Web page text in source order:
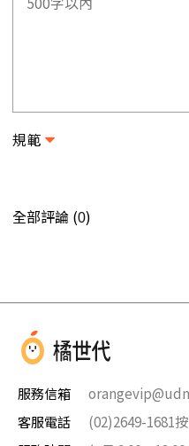
規範
全部評論 (0)
服務信箱
客服電話
(02)2649-1681